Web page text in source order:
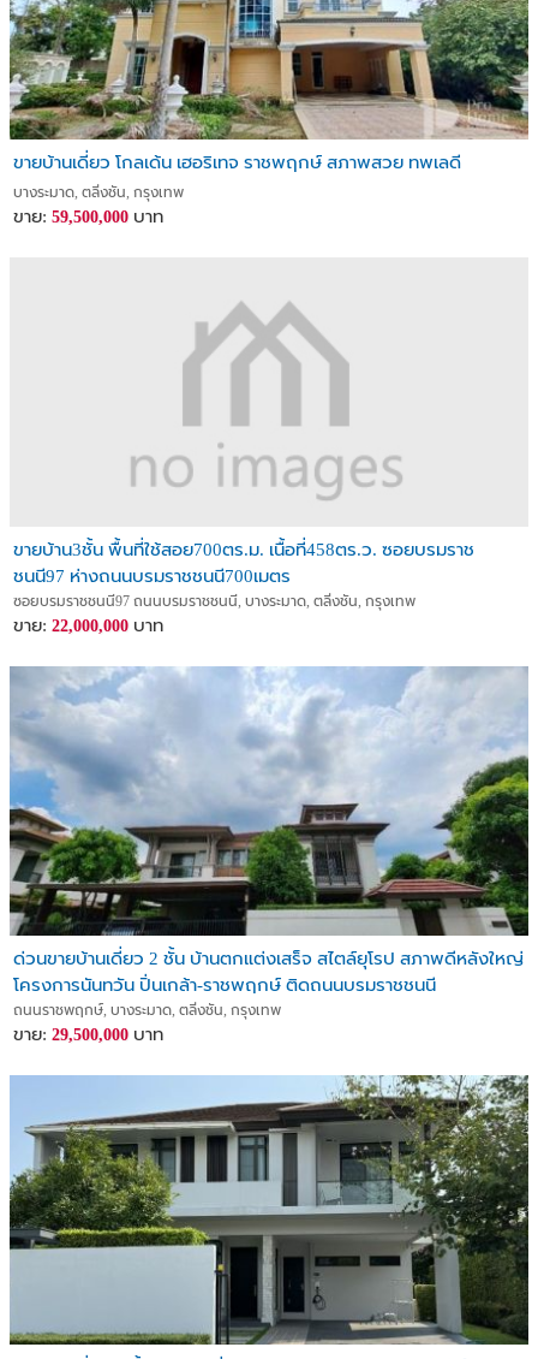
ขายบ้านเดี่ยว โกลเด้น เฮอริเทจ ราชพฤกษ์ สภาพสวย ทพเลดี
บางระมาด, ตลิ่งชัน, กรุงเทพ
ขาย: 59,500,000 บาท
ขายบ้าน3ชั้น พื้นที่ใช้สอย700ตร.ม. เนื้อที่458ตร.ว. ซอยบรมราช
ชนนี97 ห่างถนนบรมราชชนนี700เมตร
ซอยบรมราชชนนี97 ถนนบรมราชชนนี, บางระมาด, ตลิ่งชัน, กรุงเทพ
ขาย: 22,000,000 บาท
ด่วนขายบ้านเดี่ยว 2 ชั้น บ้านตกแต่งเสร็จ สไตล์ยุโรป สภาพดีหลังใหญ่
โครงการนันทวัน ปิ่นเกล้า-ราชพฤกษ์ ติดถนนบรมราชชนนี
ถนนราชพฤกษ์, บางระมาด, ตลิ่งชัน, กรุงเทพ
ขาย: 29,500,000 บาท